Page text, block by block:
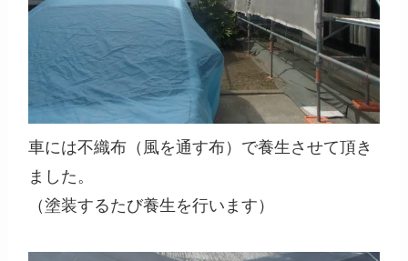
車には不織布（風を通す布）で養生させて頂き
ました。
（塗装するたび養生を行います）